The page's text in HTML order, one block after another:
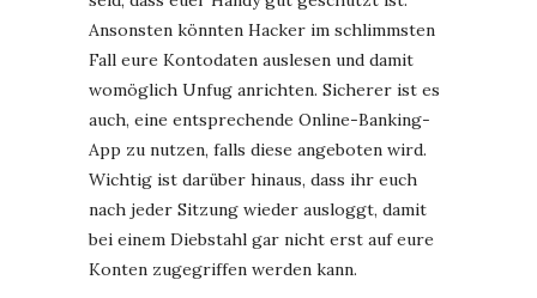
Ansonsten könnten Hacker im schlimmsten
Fall eure Kontodaten auslesen und damit
womöglich Unfug anrichten. Sicherer ist es
auch, eine entsprechende Online-Banking-
App zu nutzen, falls diese angeboten wird.
Wichtig ist darüber hinaus, dass ihr euch
nach jeder Sitzung wieder ausloggt, damit
bei einem Diebstahl gar nicht erst auf eure
Konten zugegriffen werden kann.